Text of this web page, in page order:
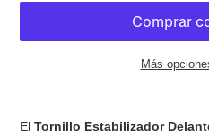
Más
El Tornillo Estabilizador